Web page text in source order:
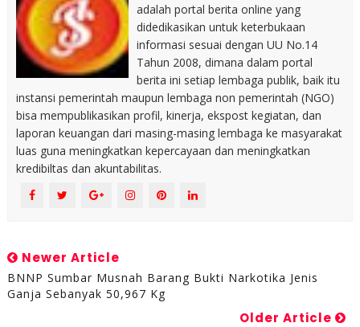
adalah portal berita online yang
didedikasikan untuk keterbukaan
informasi sesuai dengan UU No.14
Tahun 2008, dimana dalam portal
berita ini setiap lembaga publik, baik itu
instansi pemerintah maupun lembaga non pemerintah (NGO)
bisa mempublikasikan profil, kinerja, ekspost kegiatan, dan
laporan keuangan dari masing-masing lembaga ke masyarakat
luas guna meningkatkan kepercayaan dan meningkatkan
kredibiltas dan akuntabilitas.
Newer Article
BNNP Sumbar Musnah Barang Bukti Narkotika Jenis
Ganja Sebanyak 50,967 Kg
Older Article